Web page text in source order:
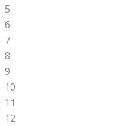
5
6
7
8
9
10
11
12